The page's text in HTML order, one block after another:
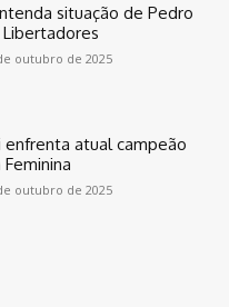
situação de Pedro
outubro de 2025
enfrenta atual campeão
outubro de 2025